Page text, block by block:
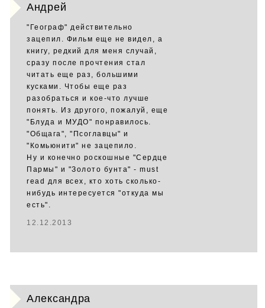
Андрей
"Географ" действительно
зацепил. Фильм еще не видел, а
книгу, редкий для меня случай,
сразу после прочтения стал
читать еще раз, большими
кусками. Чтобы еще раз
разобраться и кое-что лучше
понять. Из другого, пожалуй, еще
"Блуда и МУДО" понравилось.
"Общага", "Псоглавцы" и
"Комьюнити" не зацепило.
Ну и конечно роскошные "Сердце
Пармы" и "Золото бунта" - must
read для всех, кто хоть сколько-
нибудь интересуется "откуда мы
есть".
12.12.2013
Александра